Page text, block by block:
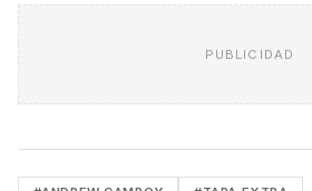
PUBLICIDAD